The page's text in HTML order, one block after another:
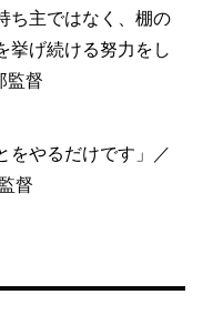
ち主ではなく、棚の
挙げ続ける努力をし
監督
をやるだけです」／
督